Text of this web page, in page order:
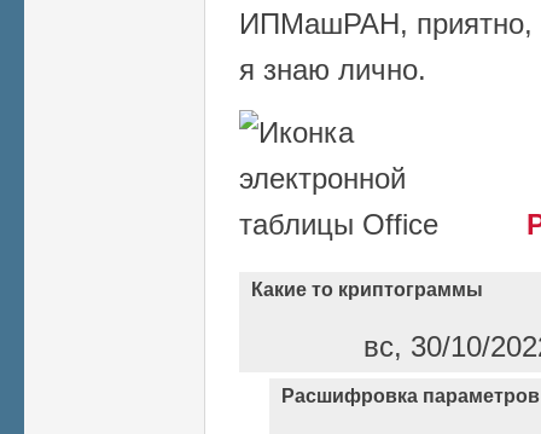
ИПМашРАН, приятно,
я знаю лично.
Какие то криптограммы
вс, 30/10/
Расшифровка параметров